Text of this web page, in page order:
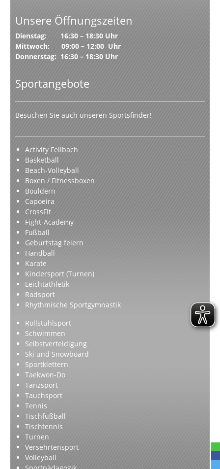
Unsere Öffnungszeiten
Dienstag: 16:30 – 18:30 Uhr
Mittwoch: 09:00 – 12:00 Uhr
Donnerstag: 16:30 – 18:30 Uhr
Sportangebote
Besuchen Sie auch unseren Sportsfinder!
Activity Fellbach
Basketball
Beach-Volleyball
Boxen / Fitnessboxen
Bouldern
Capoeira
CrossFit
Fight-Academy
Fußball
Geburtstag feiern
Handball
Karate
Kindersport (Turnen)
Leichtathletik
Radsport
Rhythmische Sportgymnastik
Rollstuhlsport
Schwimmen
Selbstverteidigung
Ski und Snowboard
Sportklettern
Taekwon-Do
Tanzsport
Tauchsport
Tennis
Tischfußball
Tischtennis
Turnen
Versehrtensport
Volleyball